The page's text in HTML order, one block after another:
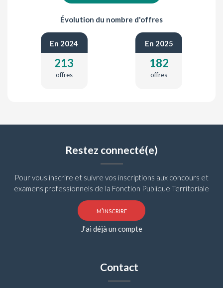
Évolution du nombre d'offres
En 2024
213
offres
En 2025
182
offres
Restez connecté(e)
Pour vous inscrire et suivre vos inscriptions aux concours et
examens professionnels de la Fonction Publique Territoriale
m'inscrire
J'ai déjà un compte
Contact